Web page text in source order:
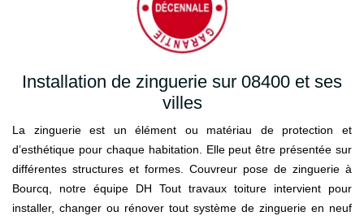
Installation de zinguerie sur 08400 et ses
villes
La zinguerie est un élément ou matériau de protection et
d’esthétique pour chaque habitation. Elle peut être présentée sur
différentes structures et formes. Couvreur pose de zinguerie à
Bourcq, notre équipe DH Tout travaux toiture intervient pour
installer, changer ou rénover tout système de zinguerie en neuf